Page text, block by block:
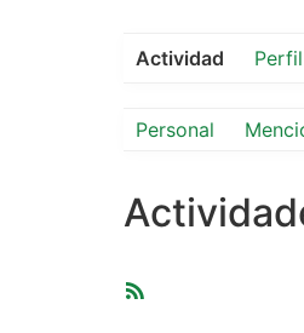
Actividad Perfil
Personal